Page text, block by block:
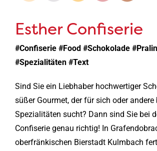
Esther Confiserie
#Confiserie #Food #Schokolade
#Spezialitäten #Text
Sind Sie ein Liebhaber hochwertiger
süßer Gourmet, der für sich oder andere
Spezialitäten sucht? Dann sind Sie bei
Confiserie genau richtig! In
oberfränkischen Bierstadt Kulmbach